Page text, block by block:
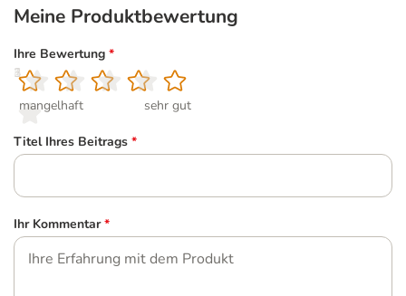
Meine Produktbewertung
Ihre Bewertung *
1
mangelhaft
2
3
4
5
sehr gut
Titel Ihres Beitrags *
Ihr Kommentar *